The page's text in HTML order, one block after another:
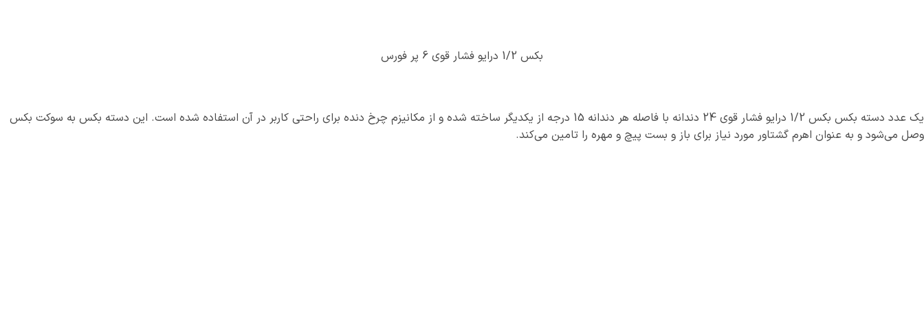
بکس 1/2 درایو فشار قوی 6 پر فورس
یک عدد دسته بکس بکس 1/2 درایو فشار قوی 24 دندانه با فاصله هر دندانه 15 درجه از یکدیگر ساخته شده و از مکانیزم چرخ دنده برای راحتی کاربر در آن استفاده شده است. این دسته بکس به سوکت بکس
وصل می‌شود و به عنوان اهرم گشتاور مورد نیاز برای باز و بست پیچ و مهره را تامین می‌کند.